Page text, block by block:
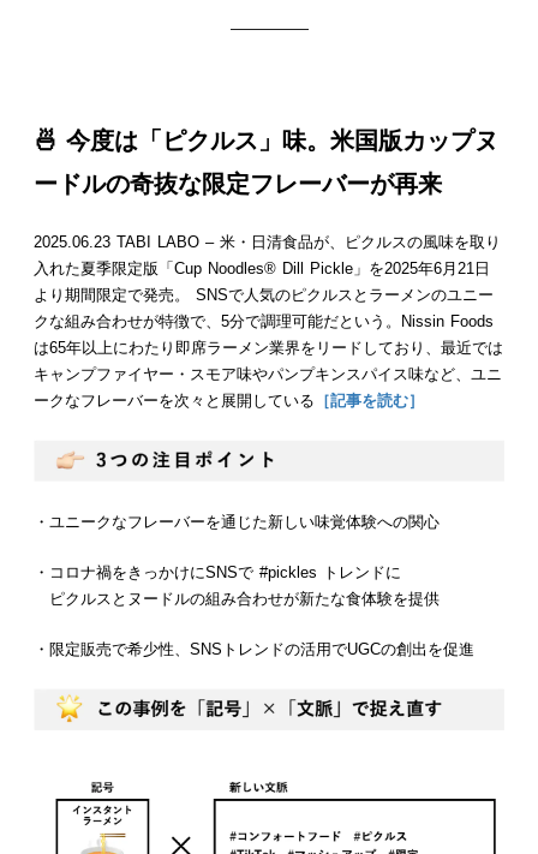
—————
🍜 今度は「ピクルス」味。米国版カップヌ
ードルの奇抜な限定フレーバーが再来
2025.06.23 TABI LABO – 米・日清食品が、ピクルスの風味を取り
入れた夏季限定版「Cup Noodles® Dill Pickle」を2025年6月21日
より期間限定で発売。 SNSで人気のピクルスとラーメンのユニー
クな組み合わせが特徴で、5分で調理可能だという。Nissin Foods
は65年以上にわたり即席ラーメン業界をリードしており、最近では
キャンプファイヤー・スモア味やパンプキンスパイス味など、ユニ
ークなフレーバーを次々と展開している ［記事を読む］
・ユニークなフレーバーを通じた新しい味覚体験への関心
・コロナ禍をきっかけにSNSで #pickles トレンドに
ピクルスとヌードルの組み合わせが新たな食体験を提供
・限定販売で希少性、SNSトレンドの活用でUGCの創出を促進